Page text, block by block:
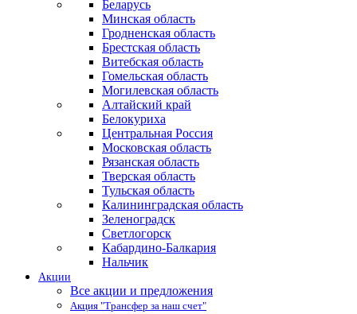
Беларусь
Минская область
Гродненская область
Брестская область
Витебская область
Гомельская область
Могилевская область
Алтайский край
Белокуриха
Центральная Россия
Московская область
Рязанская область
Тверская область
Тульская область
Калининградская область
Зеленоградск
Светлогорск
Кабардино-Балкария
Нальчик
Акции
Все акции и предложения
Акция "Трансфер за наш счет"